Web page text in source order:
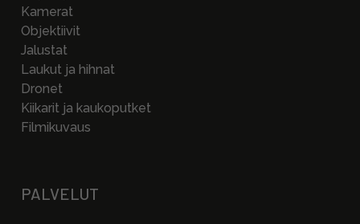
Kamerat
Objektiivit
Jalustat
Laukut ja hihnat
Dronet
Kiikarit ja kaukoputket
Filmikuvaus
PALVELUT